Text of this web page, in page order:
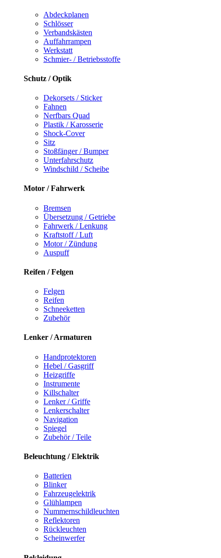
Abdeckplanen
Schlösser
Verbandskästen
Auffahrrampen
Werkstatt
Schmier- / Betriebsstoffe
Schutz / Optik
Dekorsets / Sticker
Fahnen
Nerfbars Quad
Plastik / Karosserie
Shock-Cover
Sitz
Stoßfänger / Bumper
Unterfahrschutz
Windschild / Scheibe
Motor / Fahrwerk
Bremsen
Übersetzung / Getriebe
Fahrwerk / Lenkung
Kraftstoff / Luft
Motor / Zündung
Auspuff
Reifen / Felgen
Felgen
Reifen
Schneeketten
Zubehör
Lenker / Armaturen
Handprotektoren
Hebel / Gasgriff
Heizgriffe
Instrumente
Killschalter
Lenker / Griffe
Lenkerschalter
Navigation
Spiegel
Zubehör / Teile
Beleuchtung / Elektrik
Batterien
Blinker
Fahrzeugelektrik
Glühlampen
Nummernschildleuchten
Reflektoren
Rückleuchten
Scheinwerfer